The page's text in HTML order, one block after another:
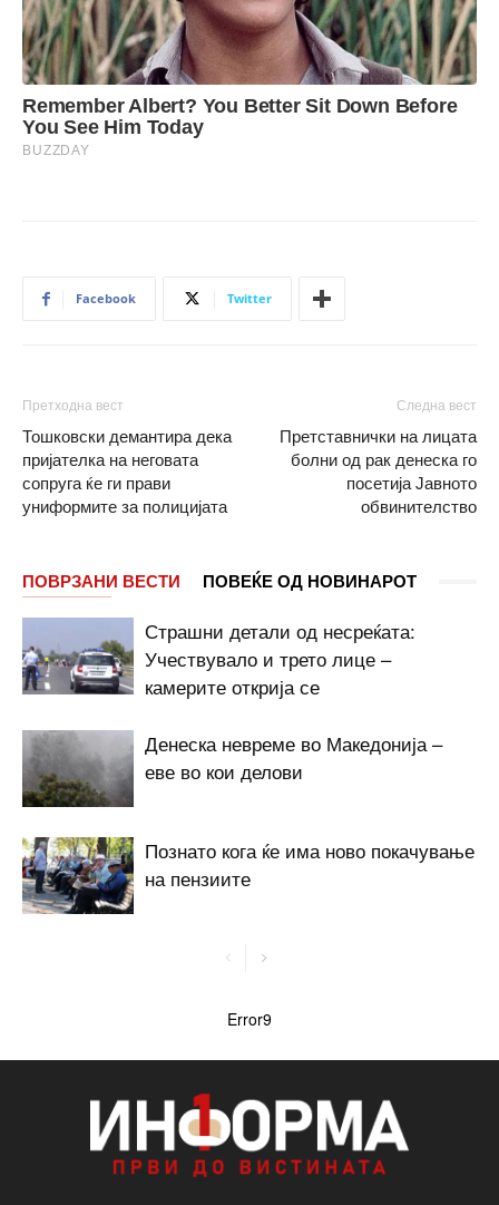
Facebook Twitter
Претходна вест
Тошковски демантира дека
пријателка на неговата
сопруга ќе ги прави
униформите за полицијата
Следна вест
Претставнички на лицата
болни од рак денеска го
посетија Јавното
обвинителство
ПОВРЗАНИ ВЕСТИ ПОВЕЌЕ ОД НОВИНАРОТ
Страшни детали од несреќата:
Учествувало и трето лице –
камерите открија се
Денеска невреме во Македонија –
еве во кои делови
Познато кога ќе има ново покачување
на пензиите
Error9